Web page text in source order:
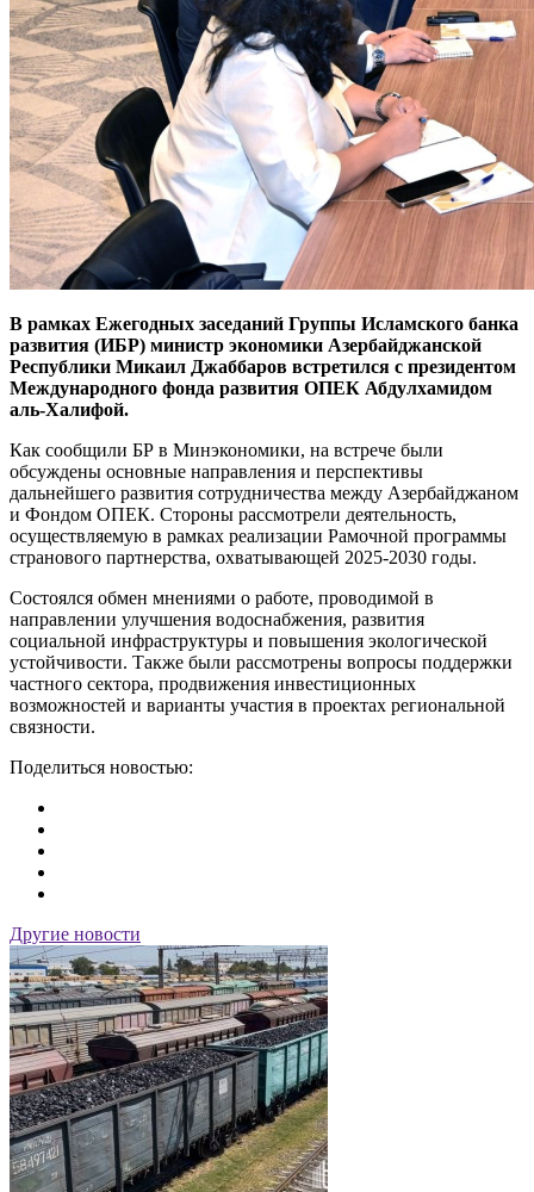
В рамках Ежегодных заседаний Группы Исламского банка
развития (ИБР) министр экономики Азербайджанской
Республики Микаил Джаббаров встретился с президентом
Международного фонда развития ОПЕК Абдулхамидом
аль-Халифой.
Как сообщили БР в Минэкономики, на встрече были
обсуждены основные направления и перспективы
дальнейшего развития сотрудничества между Азербайджаном
и Фондом ОПЕК. Стороны рассмотрели деятельность,
осуществляемую в рамках реализации Рамочной программы
странового партнерства, охватывающей 2025-2030 годы.
Состоялся обмен мнениями о работе, проводимой в
направлении улучшения водоснабжения, развития
социальной инфраструктуры и повышения экологической
устойчивости. Также были рассмотрены вопросы поддержки
частного сектора, продвижения инвестиционных
возможностей и варианты участия в проектах региональной
связности.
Поделиться новостью:
Другие новости